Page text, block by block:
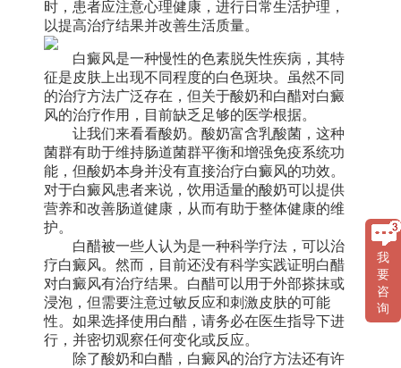
时，患者应注意心理健康，进行日常生活护理，
以提高治疗结果并改善生活质量。
白癜风是一种慢性的色素脱失性疾病，其特
征是皮肤上出现不同程度的白色斑块。虽然不同
的治疗方法广泛存在，但关于酸奶和白醋对白癜
风的治疗作用，目前缺乏足够的医学根据。
让我们来看看酸奶。酸奶富含乳酸菌，这种
菌群有助于维持肠道菌群平衡和增强免疫系统功
能，但酸奶本身并没有直接治疗白癜风的功效。
对于白癜风患者来说，饮用适量的酸奶可以提供
营养和改善肠道健康，从而有助于整体健康的维
护。
白醋被一些人认为是一种科学疗法，可以治
疗白癜风。然而，目前还没有科学实践证明白醋
对白癜风有治疗结果。白醋可以用于外部搽抹或
浸泡，但需要注意过敏反应和刺激皮肤的可能
性。如果选择使用白醋，请务必在医生指导下进
行，并密切观察任何变化或反应。
除了酸奶和白醋，白癜风的治疗方法还有许
我
要
咨
询